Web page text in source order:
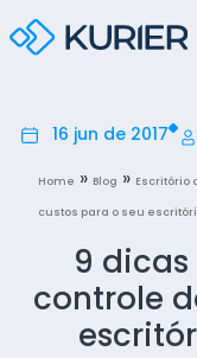
16 jun de 2017
Home » Blog » Escritório
custos para o seu
9
controle